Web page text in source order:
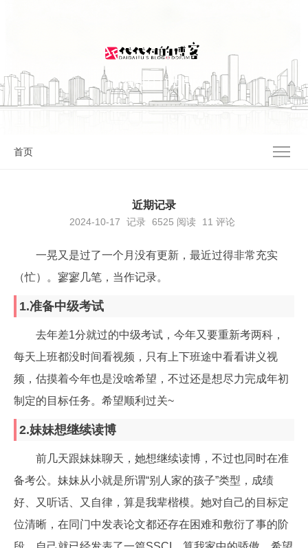
I'M 代代付 | DDF.IM
首页
近期记录
2024-10-17 记录 6525 阅读 11 评论
一晃又是过了一个月没有更新，最近过得非常充实
（忙）。寥寥几笔，当作记录。
1.准备中级考试
去年差1分就过的中级考试，今年又要重新考两科，
每天上班都没时间看视频，只有上下班途中看看讲义视
频，估摸着今年也是没啥希望，不过还是想尽力完成年初
制定的目标任务。希望顺利过关~
2.妹妹想继续读博
前几天跟妹妹聊天，她想继续读博，不过也同时在准
备考公。妹妹从小就是所谓“别人家的孩子”类型，成绩
好、又听话、又自律，算是我辈楷模。她对自己的目标定
位清晰，在同门中发表论文都还存在困难和敷衍了事的阶